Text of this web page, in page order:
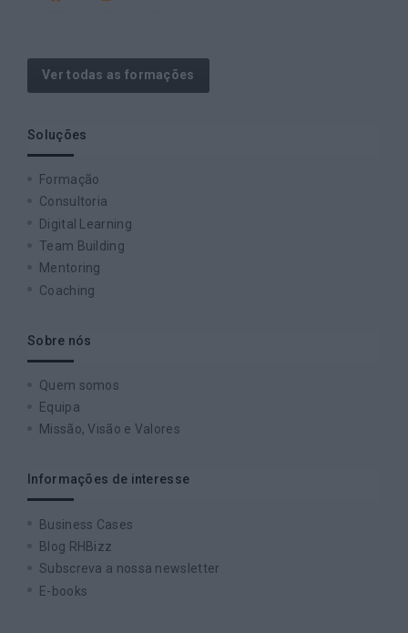
Ver todas as formações
Soluções
Formação
Consultoria
Digital Learning
Team Building
Mentoring
Coaching
Sobre nós
Quem somos
Equipa
Missão, Visão e Valores
Informações de interesse
Business Cases
Blog RHBizz
Subscreva a nossa newsletter
E-books